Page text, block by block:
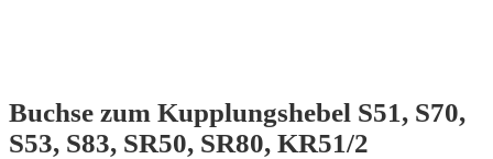
Buchse zum Kupplungshebel S51, S70,
S53, S83, SR50, SR80, KR51/2